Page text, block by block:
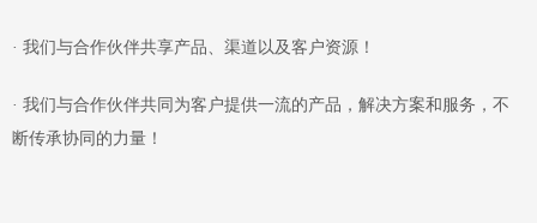
· 我们与合作伙伴共享产品、渠道以及客户资源！
· 我们与合作伙伴共同为客户提供一流的产品，解决方案和服务，不
断传承协同的力量！